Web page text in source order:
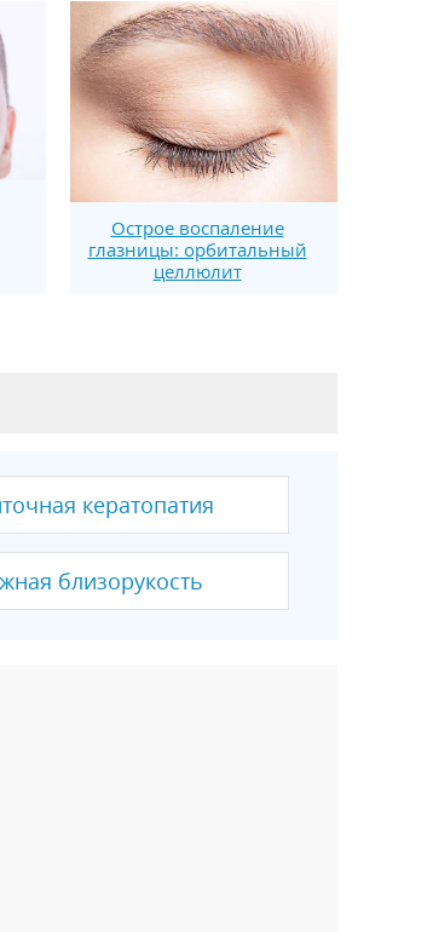
Острое воспаление
глазницы: орбитальный
целлюлит
кератопатия
близорукость